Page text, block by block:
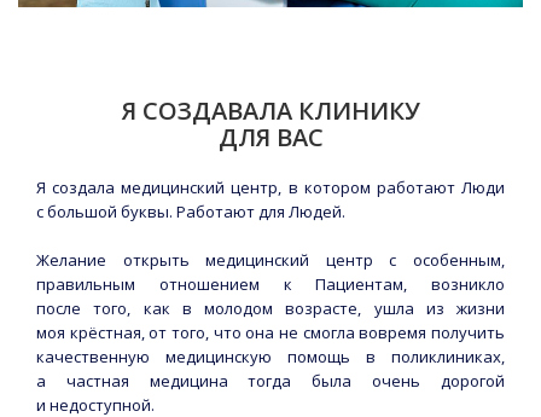
Я СОЗДАВАЛА КЛИНИКУ
ДЛЯ ВАС
Я создала медицинский центр, в котором работают Люди
с большой буквы. Работают для Людей.
Желание открыть медицинский центр с особенным,
правильным отношением к Пациентам, возникло
после того, как в молодом возрасте, ушла из жизни
моя крёстная, от того, что она не смогла вовремя получить
качественную медицинскую помощь в поликлиниках,
а частная медицина тогда была очень дорогой
и недоступной.